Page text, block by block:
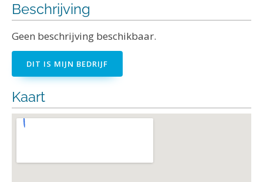
Beschrijving
Geen beschrijving beschikbaar.
DIT IS MIJN BEDRIJF
Kaart